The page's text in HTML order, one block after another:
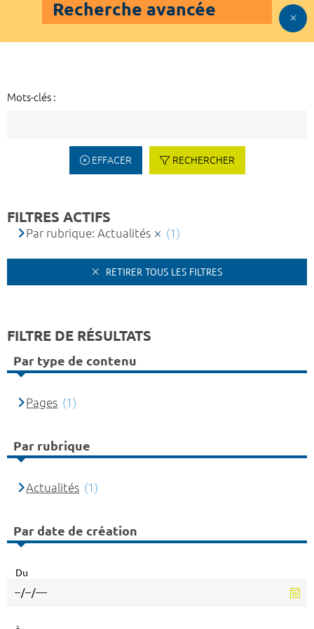
Recherche avancée
Mots-clés :
EFFACER RECHERCHER
FILTRES ACTIFS
Par rubrique: Actualités (1)
RETIRER TOUS LES FILTRES
FILTRE DE RÉSULTATS
Par type de contenu
Pages (1)
Par rubrique
Actualités (1)
Par date de création
Du